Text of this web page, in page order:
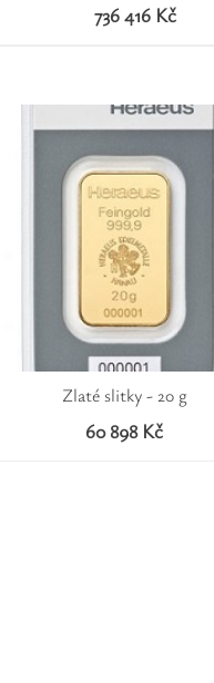
736 416 Kč
Zlaté slitky - 20 g
60 898 Kč